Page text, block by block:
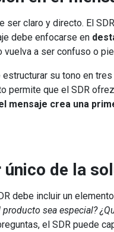
ser claro y directo. El
debe enfocarse en
a ser confuso o
estructurar su tono en
permite que el SDR
mensaje crea una
de la
debe incluir un
producto sea especial?
el SDR puede